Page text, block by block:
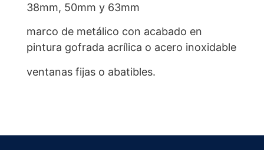
38mm, 50mm y 63mm
marco de metálico con acabado en
pintura gofrada acrílica o acero inoxidable
ventanas fijas o abatibles.